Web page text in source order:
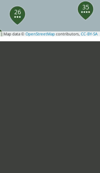
26
35
|Map data © OpenStreetMap contributors, CC-BY-SA